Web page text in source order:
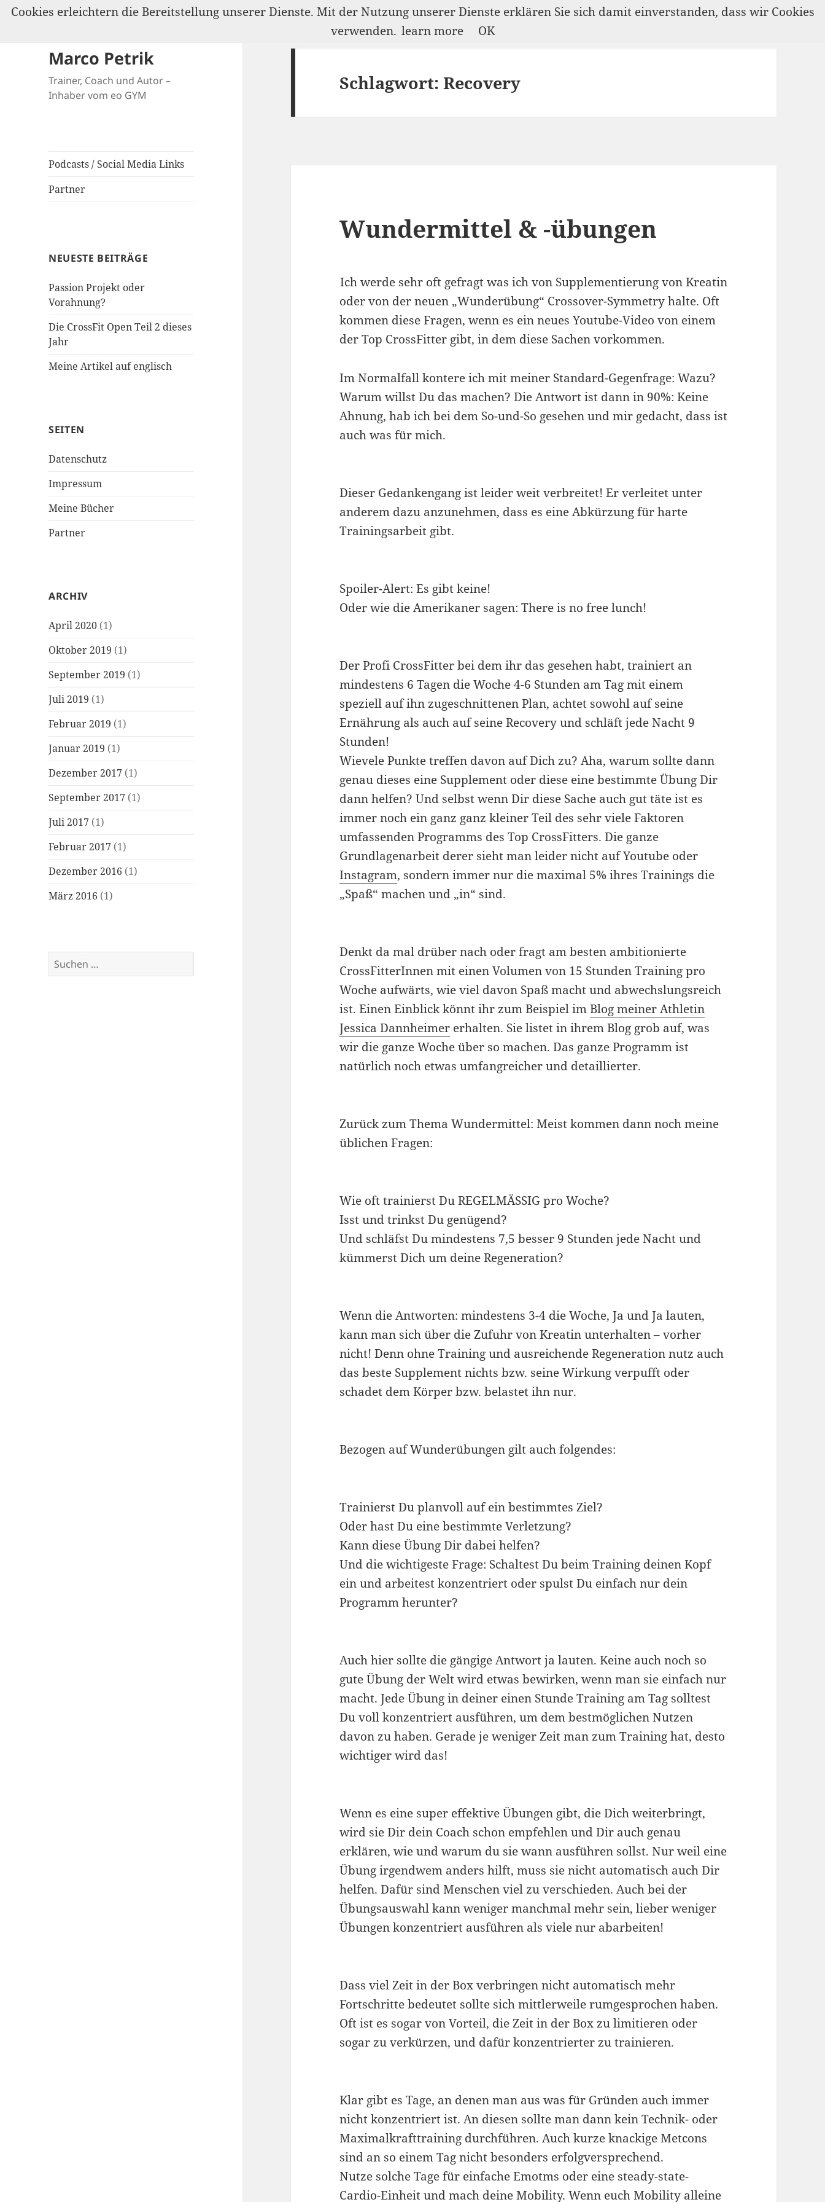
Marco Petrik
Trainer, Coach und Autor –
Inhaber vom eo GYM
Podcasts / Social Media Links
Partner
NEUESTE BEITRÄGE
Passion Projekt oder
Vorahnung?
Die CrossFit Open Teil 2 dieses
Jahr
Meine Artikel auf englisch
SEITEN
Datenschutz
Impressum
Meine Bücher
Partner
ARCHIV
April 2020 (1)
Oktober 2019 (1)
September 2019 (1)
Juli 2019 (1)
Februar 2019 (1)
Januar 2019 (1)
Dezember 2017 (1)
September 2017 (1)
Juli 2017 (1)
Februar 2017 (1)
Dezember 2016 (1)
März 2016 (1)
Suchen
nach:
Schlagwort:Recovery
Wundermittel & -übungen
Ich werde sehr oft gefragt was ich von Supplementierung von Kreatin
oder von der neuen „Wunderübung“ Crossover-Symmetry halte. Oft
kommen diese Fragen, wenn es ein neues Youtube-Video von einem
der Top CrossFitter gibt, in dem diese Sachen vorkommen.
Im Normalfall kontere ich mit meiner Standard-Gegenfrage: Wazu?
Warum willst Du das machen? Die Antwort ist dann in 90%: Keine
Ahnung, hab ich bei dem So-und-So gesehen und mir gedacht, dass ist
auch was für mich.
Dieser Gedankengang ist leider weit verbreitet! Er verleitet unter
anderem dazu anzunehmen, dass es eine Abkürzung für harte
Trainingsarbeit gibt.
Spoiler-Alert: Es gibt keine!
Oder wie die Amerikaner sagen: There is no free lunch!
Der Profi CrossFitter bei dem ihr das gesehen habt, trainiert an
mindestens 6 Tagen die Woche 4-6 Stunden am Tag mit einem
speziell auf ihn zugeschnittenen Plan, achtet sowohl auf seine
Ernährung als auch auf seine Recovery und schläft jede Nacht 9
Stunden!
Wievele Punkte treffen davon auf Dich zu? Aha, warum sollte dann
genau dieses eine Supplement oder diese eine bestimmte Übung Dir
dann helfen? Und selbst wenn Dir diese Sache auch gut täte ist es
immer noch ein ganz ganz kleiner Teil des sehr viele Faktoren
umfassenden Programms des Top CrossFitters. Die ganze
Grundlagenarbeit derer sieht man leider nicht auf Youtube oder
Instagram, sondern immer nur die maximal 5% ihres Trainings die
„Spaß“ machen und „in“ sind.
Denkt da mal drüber nach oder fragt am besten ambitionierte
CrossFitterInnen mit einen Volumen von 15 Stunden Training pro
Woche aufwärts, wie viel davon Spaß macht und abwechslungsreich
ist. Einen Einblick könnt ihr zum Beispiel imBlog meiner Athletin
Jessica Dannheimer erhalten. Sie listet in ihrem Blog grob auf, was
wir die ganze Woche über so machen. Das ganze Programm ist
natürlich noch etwas umfangreicher und detaillierter.
Zurück zum Thema Wundermittel: Meist kommen dann noch meine
üblichen Fragen:
Wie oft trainierst Du REGELMÄSSIG pro Woche?
Isst und trinkst Du genügend?
Und schläfst Du mindestens 7,5 besser 9 Stunden jede Nacht und
kümmerst Dich um deine Regeneration?
Wenn die Antworten: mindestens 3-4 die Woche, Ja und Ja lauten,
kann man sich über die Zufuhr von Kreatin unterhalten – vorher
nicht! Denn ohne Training und ausreichende Regeneration nutz auch
das beste Supplement nichts bzw. seine Wirkung verpufft oder
schadet dem Körper bzw. belastet ihn nur.
Bezogen auf Wunderübungen gilt auch folgendes:
Trainierst Du planvoll auf ein bestimmtes Ziel?
Oder hast Du eine bestimmte Verletzung?
Kann diese Übung Dir dabei helfen?
Und die wichtigeste Frage: Schaltest Du beim Training deinen Kopf
ein und arbeitest konzentriert oder spulst Du einfach nur dein
Programm herunter?
Auch hier sollte die gängige Antwort ja lauten. Keine auch noch so
gute Übung der Welt wird etwas bewirken, wenn man sie einfach nur
macht. Jede Übung in deiner einen Stunde Training am Tag solltest
Du voll konzentriert ausführen, um dem bestmöglichen Nutzen
davon zu haben. Gerade je weniger Zeit man zum Training hat, desto
wichtiger wird das!
Wenn es eine super effektive Übungen gibt, die Dich weiterbringt,
wird sie Dir dein Coach schon empfehlen und Dir auch genau
erklären, wie und warum du sie wann ausführen sollst. Nur weil eine
Übung irgendwem anders hilft, muss sie nicht automatisch auch Dir
helfen. Dafür sind Menschen viel zu verschieden. Auch bei der
Übungsauswahl kann weniger manchmal mehr sein, lieber weniger
Übungen konzentriert ausführen als viele nur abarbeiten!
Dass viel Zeit in der Box verbringen nicht automatisch mehr
Fortschritte bedeutet sollte sich mittlerweile rumgesprochen haben.
Oft ist es sogar von Vorteil, die Zeit in der Box zu limitieren oder
sogar zu verkürzen, und dafür konzentrierter zu trainieren.
Klar gibt es Tage, an denen man aus was für Gründen auch immer
nicht konzentriert ist. An diesen sollte man dann kein Technik- oder
Maximalkrafttraining durchführen. Auch kurze knackige Metcons
sind an so einem Tag nicht besonders erfolgversprechend.
Nutze solche Tage für einfache Emotms oder eine steady-state-
Cardio-Einheit und mach deine Mobility. Wenn euch Mobility alleine
Cookies erleichtern die Bereitstellung unserer Dienste. Mit der Nutzung unserer Dienste erklären Sie sich damit einverstanden, dass wir Cookies
verwenden. learn more OK